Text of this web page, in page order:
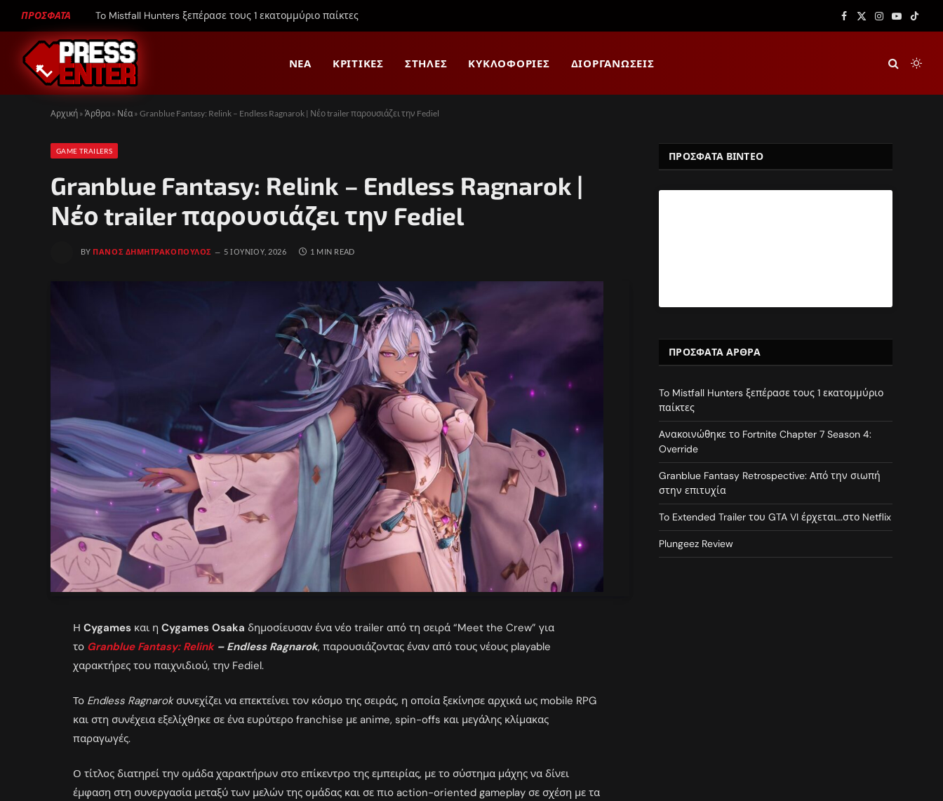
ΠΡΟΣΦΑΤΑ To Mistfall Hunters ξεπέρασε τους 1 εκατομμύριο παίκτες Facebook
X
Instagram
YouTube
TikTok
ΝΈΑ ΚΡΙΤΙΚΈΣ ΣΤΉΛΕΣ ΚΥΚΛΟΦΟΡΊΕΣ ΔΙΟΡΓΑΝΏΣΕΙΣ
Αρχική » Άρθρα » Νέα » Granblue Fantasy: Relink – Endless Ragnarok | Νέο trailer παρουσιάζει την Fediel
GAME TRAILERS
Granblue Fantasy: Relink – Endless Ragnarok |
Νέο trailer παρουσιάζει την Fediel
BY ΠΆΝΟΣ ΔΗΜΗΤΡΑΚΌΠΟΥΛΟΣ 5 ΙΟΥΝΊΟΥ, 2026 1 MIN READ
ΗCygames και ηCygames Osaka δημοσίευσαν ένα νέο trailer από τη σειρά “Meet the Crew” για
το Granblue Fantasy: Relink– Endless Ragnarok, παρουσιάζοντας έναν από τους νέους playable
χαρακτήρες του παιχνιδιού, την Fediel.
Το Endless Ragnarokσυνεχίζει να επεκτείνει τον κόσμο της σειράς, η οποία ξεκίνησε αρχικά ως mobile RPG
και στη συνέχεια εξελίχθηκε σε ένα ευρύτερο franchise με anime, spin-offs και μεγάλης κλίμακας
παραγωγές.
Ο τίτλος διατηρεί την ομάδα χαρακτήρων στο επίκεντρο της εμπειρίας, με το σύστημα μάχης να δίνει
έμφαση στη συνεργασία μεταξύ των μελών της ομάδας και σε πιο action-oriented gameplay σε σχέση με τα
ΠΡΟΣΦΑΤΑ ΒΙΝΤΕΟ
ΠΡΌΣΦΑΤΑ ΆΡΘΡΑ
To Mistfall Hunters ξεπέρασε τους 1 εκατομμύριο
παίκτες
Ανακοινώθηκε το Fortnite Chapter 7 Season 4:
Override
Granblue Fantasy Retrospective: Από την σιωπή
στην επιτυχία
To Extended Trailer του GTA VI έρχεται…στο Netflix
Plungeez Review